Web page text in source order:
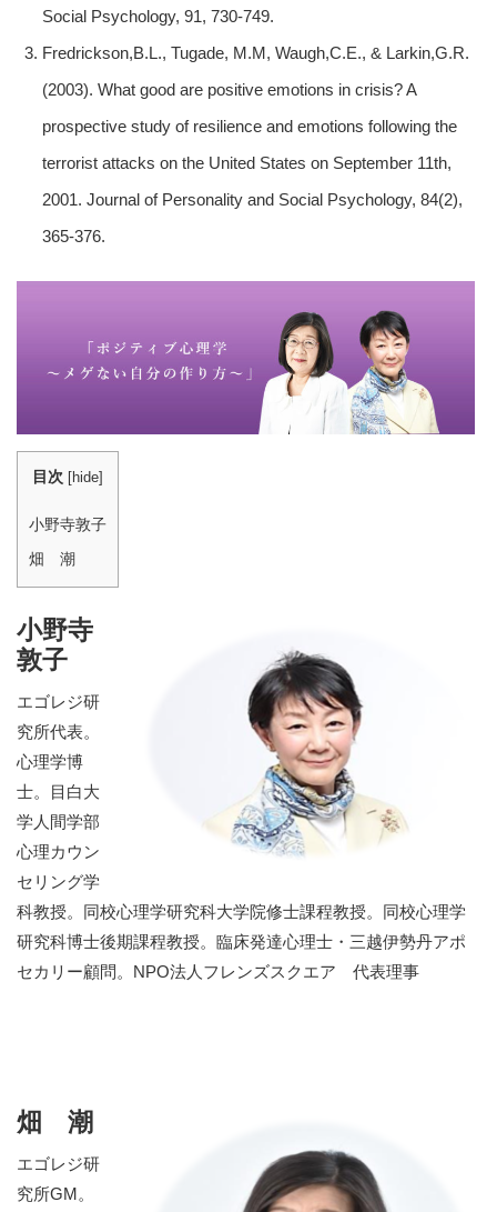
Social Psychology, 91, 730-749.
Fredrickson,B.L., Tugade, M.M, Waugh,C.E., & Larkin,G.R.
(2003). What good are positive emotions in crisis? A
prospective study of resilience and emotions following the
terrorist attacks on the United States on September 11th,
2001. Journal of Personality and Social Psychology, 84(2),
365-376.
目次 [hide]
小野寺敦子
畑 潮
小野寺
敦子
エゴレジ研
究所代表。
心理学博
士。目白大
学人間学部
心理カウン
セリング学
科教授。同校心理学研究科大学院修士課程教授。同校心理学
研究科博士後期課程教授。臨床発達心理士・三越伊勢丹アポ
セカリー顧問。NPO法人フレンズスクエア 代表理事
畑 潮
エゴレジ研
究所GM。